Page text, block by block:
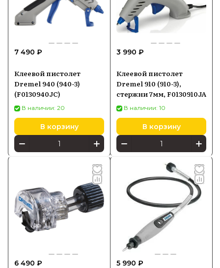
7 490 ₽
Клеевой пистолет
Dremel 940 (940-3)
(F0130940JC)
В наличии: 20
В корзину
3 990 ₽
Клеевой пистолет
Dremel 910 (910-3),
стержни 7мм, F0130910JA
В наличии: 10
В корзину
6 490 ₽ 5 990 ₽